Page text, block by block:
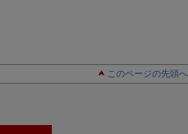
このページの先頭へ